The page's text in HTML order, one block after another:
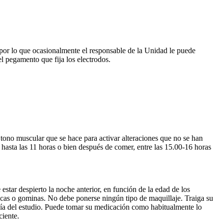
lo que ocasionalmente el responsable de la Unidad le puede
pegamento que fija los electrodos.
muscular que se hace para activar alteraciones que no se han
las 11 horas o bien después de comer, entre las 15.00-16 horas
despierto la noche anterior, en función de la edad de los
o gominas. No debe ponerse ningún tipo de maquillaje. Traiga su
del estudio. Puede tomar su medicación como habitualmente lo